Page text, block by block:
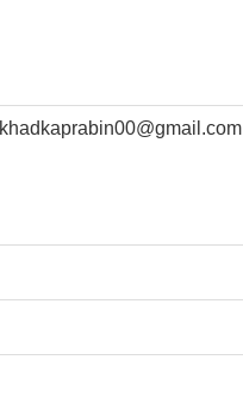
khadkaprabin00@gmail.com